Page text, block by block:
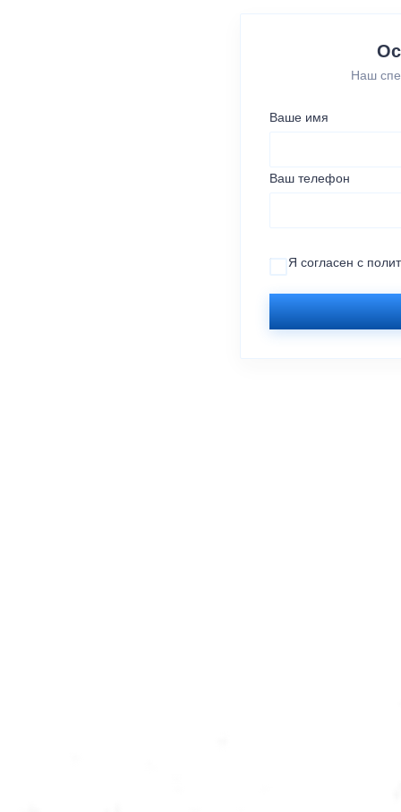
Наш
Ваше имя
Ваш телефон
Я согласен с